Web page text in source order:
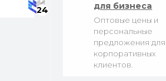
24
для бизнеса
Оптовые цены и
персональные
предложения для
корпоративных
клиентов.